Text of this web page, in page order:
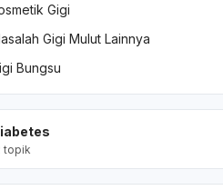
Gigi
Gigi Mulut Lainnya
Bungsu
topik